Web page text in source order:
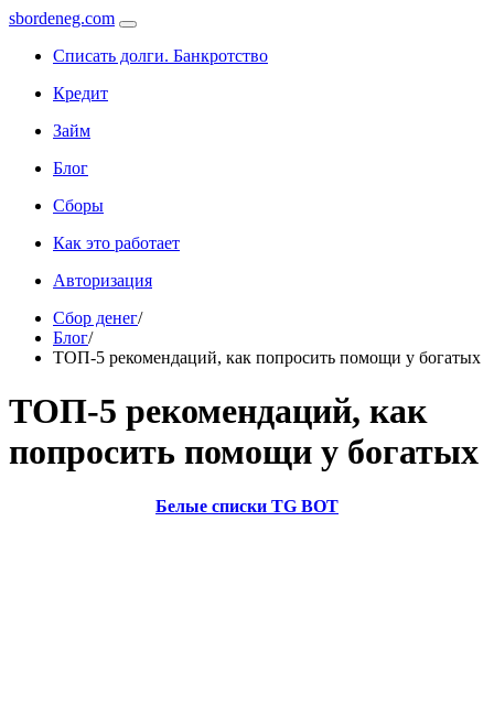
sbordeneg.com
Списать долги. Банкротство
Кредит
Займ
Блог
Сборы
Как это работает
Авторизация
Сбор денег/
Блог/
ТОП-5 рекомендаций, как попросить помощи у богатых
ТОП-5 рекомендаций, как
попросить помощи у богатых
Белые списки TG BOT